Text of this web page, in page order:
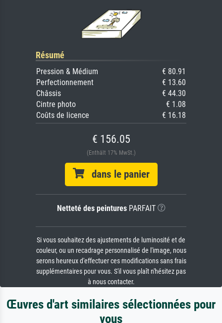
Résumé
Pression & Médium
€ 80.91
Perfectionnement
€ 13.60
Châssis
€ 44.30
Cintre photo
€ 1.08
Coûts de licence
€ 16.18
€ 156.05
(Enthält 17% MwSt.)
dans le panier
Netteté des peinturesPARFAIT
Si vous souhaitez des ajustements de luminosité et de
couleur, ou un recadrage personnalisé de l'image, nous
serons heureux d'effectuer ces modifications sans frais
supplémentaires pour vous. S'il vous plaît n'hésitez pas
à nous contacter.
Œuvres d'art similaires sélectionnées pour
vous